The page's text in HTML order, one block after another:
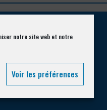
notre site web et notre
Voir les préférences
nous !
74 33 76